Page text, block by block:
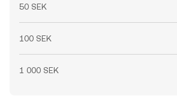
50 SEK
100 SEK
1 000 SEK